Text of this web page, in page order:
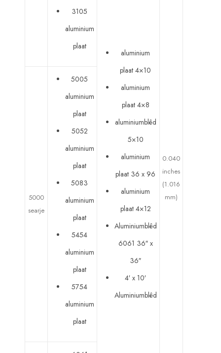
aluminium
plaat 4×10
aluminium
plaat 4×8
aluminiumblêd
5×10
aluminium
plaat 36 x 96
aluminium
plaat 4×12
Aluminiumblêd
6061 36″ x
36″
4′ x 10′
Aluminiumblêd
0.040
inches
(1.016
mm)
3105
aluminium
plaat
5000
searje
5005
aluminium
plaat
5052
aluminium
plaat
5083
aluminium
plaat
5454
aluminium
plaat
5754
aluminium
plaat